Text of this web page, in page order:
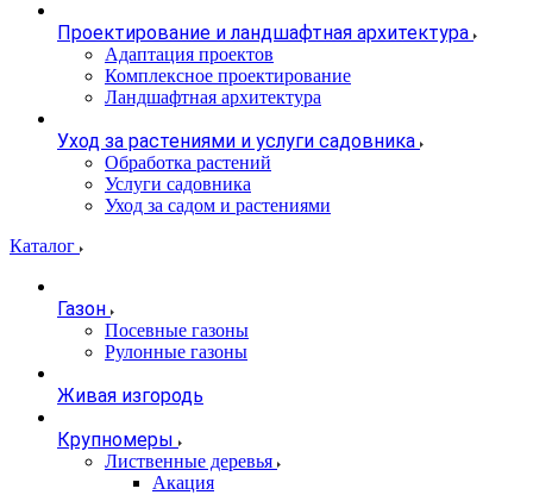
Проектирование и ландшафтная архитектура
Адаптация проектов
Комплексное проектирование
Ландшафтная архитектура
Уход за растениями и услуги садовника
Обработка растений
Услуги садовника
Уход за садом и растениями
Каталог
Газон
Посевные газоны
Рулонные газоны
Живая изгородь
Крупномеры
Лиственные деревья
Акация